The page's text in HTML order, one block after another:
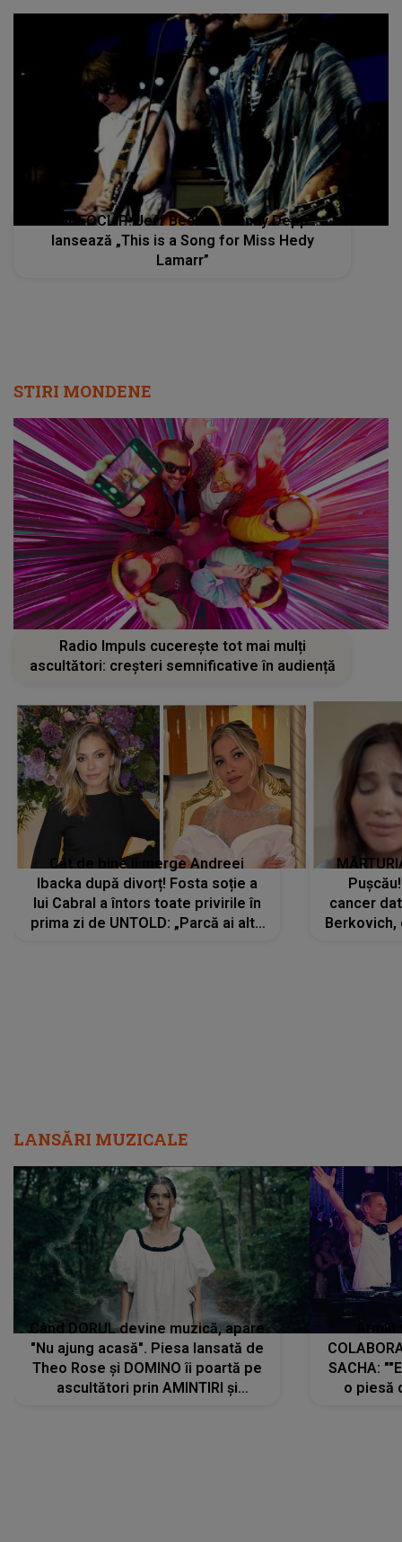
VIDEOCLIP: Jeff Beck & Johnny Depp
lansează „This is a Song for Miss Hedy
Lamarr”
STIRI MONDENE
Radio Impuls cucerește tot mai mulți
ascultători: creșteri semnificative în audiență
Cât de bine îi merge Andreei
Ibacka după divorț! Fosta soție a
lui Cabral a întors toate privirile în
prima zi de UNTOLD: „Parcă ai altă
cancer
Berkovich,
LANSĂRI MUZICALE
Când DORUL devine muzică, apare
"Nu ajung acasă". Piesa lansată de
Theo Rose și DOMINO îi poartă pe
ascultători prin AMINTIRI și
SACHA:
o piesă